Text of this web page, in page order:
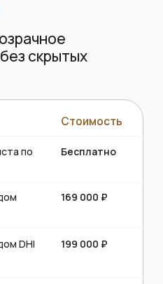
8 500 ₽
роста волос